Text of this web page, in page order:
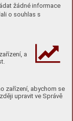
žádné informace
o souhlas s
a
zařízení, abychom se
upravit ve Správě
ZMIJE